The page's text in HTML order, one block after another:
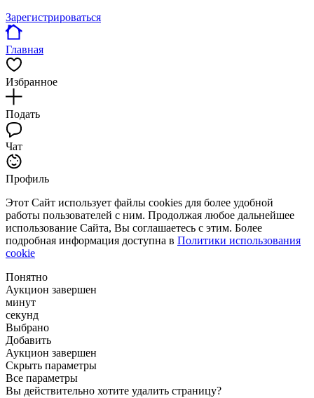
Зарегистрироваться
Главная
Избранное
Подать
Чат
Профиль
Этот Сайт использует файлы cookies для более удобной
работы пользователей с ним. Продолжая любое дальнейшее
использование Сайта, Вы соглашаетесь с этим. Более
подробная информация доступна в Политики использования
cookie
Понятно
Аукцион завершен
минут
секунд
Выбрано
Добавить
Аукцион завершен
Скрыть параметры
Все параметры
Вы действительно хотите удалить страницу?